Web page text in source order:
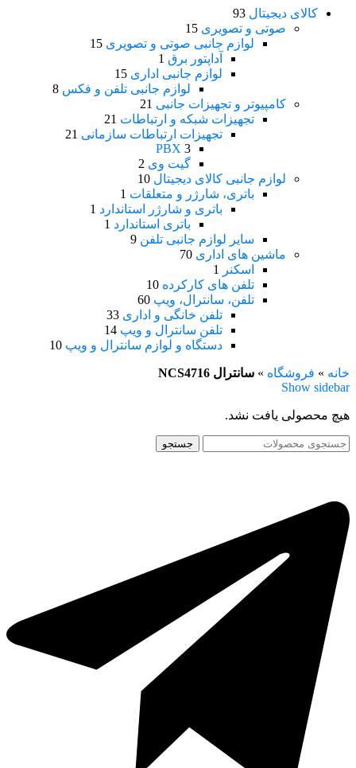
کالای دیجیتال 93
صوتی و تصویری 15
لوازم جانبی صوتی و تصویری 15
آداپتور برق 1
لوازم جانبی اداری 15
لوازم جانبی تلفن و فکس 8
کامپیوتر و تجهیزات جانبی 21
تجهیزات شبکه و ارتباطات 21
تجهیزات ارتباطات سازمانی 21
PBX 3
گیت وی 2
لوازم جانبی کالای دیجیتال 10
باتری، شارژر و متعلقات 1
باتری و شارژر استاندارد 1
باتری استاندارد 1
سایر لوازم جانبی تلفن 9
ماشین های اداری 70
اسکنر
1
تلفن های کارکرده 10
تلفن، سانترال، ویپ 60
تلفن خانگی و اداری 33
تلفن سانترال و ویپ 14
دستگاه و لوازم سانترال و ویپ 10
خانه » فروشگاه » سانترال NCS4716
Show sidebar
هیچ محصولی یافت نشد.
جستجو